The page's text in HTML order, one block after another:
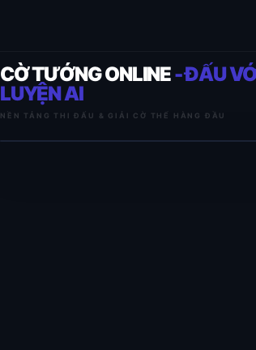
CỜ TƯỚNG ONLINE- ĐẤU
LUYỆN AI
NỀN TẢNG THI ĐẤU & GIẢI CỜ THẾ HÀNG ĐẦU